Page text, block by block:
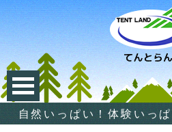
自然いっぱい！体験いっ